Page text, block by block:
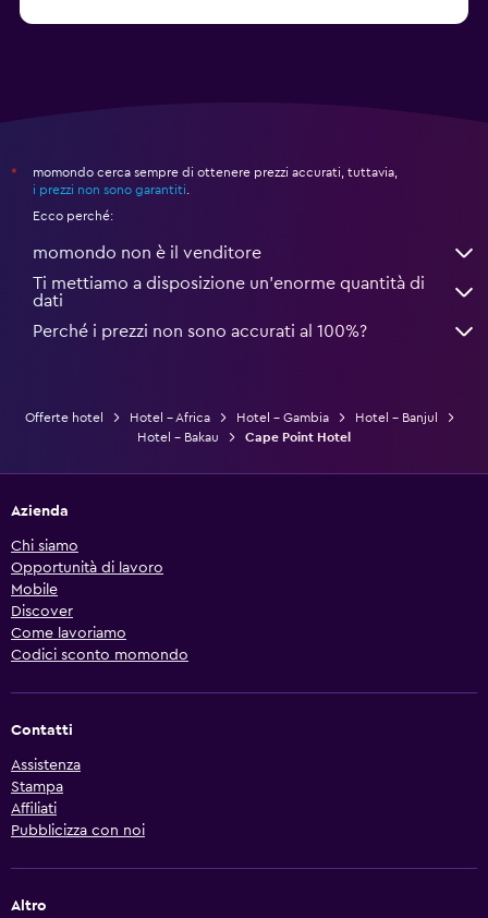
*
momondo cerca sempre di ottenere prezzi accurati, tuttavia,
i prezzi non sono garantiti
Ecco perché:
momondo non è il venditore
Ti mettiamo a disposizione un’enorme quantità di
dati
Perché i prezzi non sono accurati al 100%?
Offerte hotel Hotel - Africa Hotel - Gambia
Hotel - Banjul
Hotel - Bakau
Cape Point Hotel
Azienda
Chi siamo
Opportunità di lavoro
Mobile
Discover
Come lavoriamo
Codici sconto momondo
Contatti
Assistenza
Stampa
Affiliati
Pubblicizza con noi
Altro